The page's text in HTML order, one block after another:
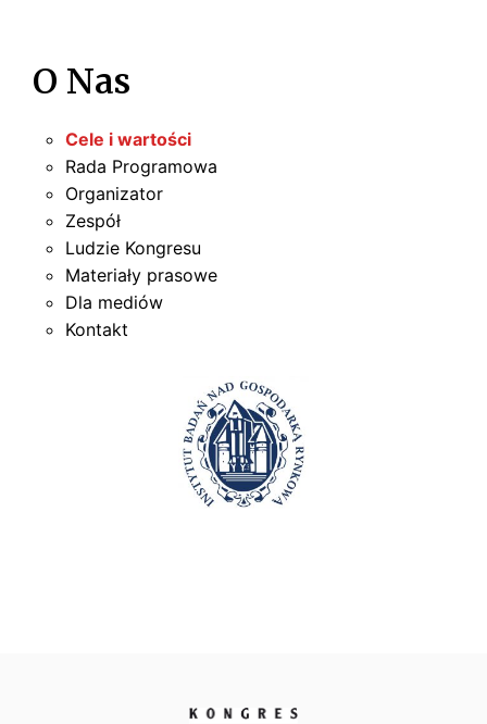
O Nas
Cele i wartości
Rada Programowa
Organizator
Zespół
Ludzie Kongresu
Materiały prasowe
Dla mediów
Kontakt